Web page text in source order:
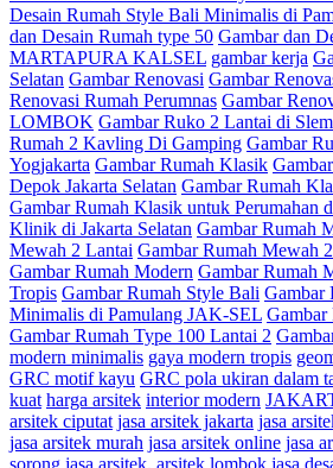
Desain Rumah Style Bali Minimalis di
dan Desain Rumah type 50 Gambar dan
MARTAPURA KALSEL gambar kerja
Selatan Gambar Renovasi Gambar
Renovasi Rumah Perumnas Gambar
LOMBOK Gambar Ruko 2 Lantai di
Rumah 2 Kavling Di Gamping Gambar
Yogjakarta Gambar Rumah Klasik
Depok Jakarta Selatan Gambar Rumah
Gambar Rumah Klasik untuk Perumahan
Klinik di Jakarta Selatan Gambar Rumah
Mewah 2 Lantai Gambar Rumah Mewah
Gambar Rumah Modern Gambar Rumah
Tropis Gambar Rumah Style Bali Gambar
Minimalis di Pamulang JAK-SEL Gambar
Gambar Rumah Type 100 Lantai 2
modern minimalis gaya modern tropis
GRC motif kayu GRC pola ukiran dalam
kuat harga arsitek interior modern
arsitek ciputat jasa arsitek jakarta jasa
jasa arsitek murah jasa arsitek online jasa
sorong jasa arsitek. arsitek lombok jasa